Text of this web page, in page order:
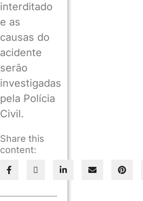
interditado
e as
causas do
acidente
serão
investigadas
pela Polícia
Civil.
Share this
content: